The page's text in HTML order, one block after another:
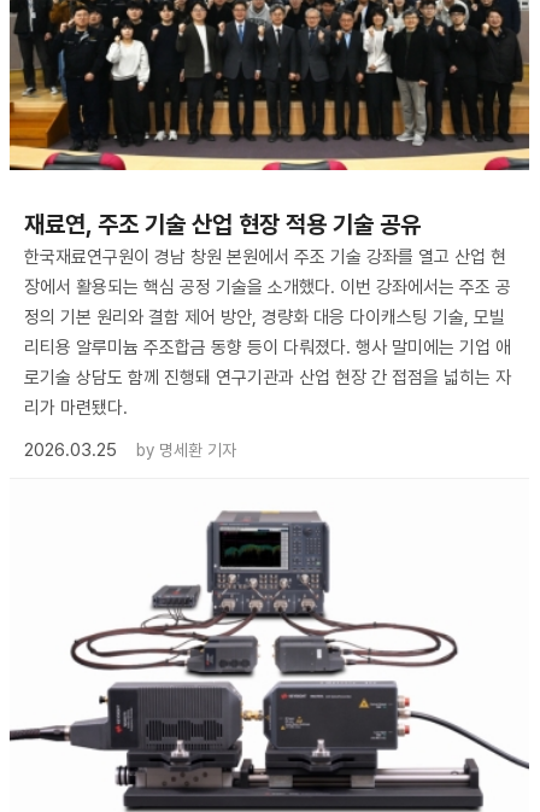
재료연, 주조 기술 산업 현장 적용 기술 공유
한국재료연구원이 경남 창원 본원에서 주조 기술 강좌를 열고 산업 현
장에서 활용되는 핵심 공정 기술을 소개했다. 이번 강좌에서는 주조 공
정의 기본 원리와 결함 제어 방안, 경량화 대응 다이캐스팅 기술, 모빌
리티용 알루미늄 주조합금 동향 등이 다뤄졌다. 행사 말미에는 기업 애
로기술 상담도 함께 진행돼 연구기관과 산업 현장 간 접점을 넓히는 자
리가 마련됐다.
2026.03.25
by 명세환 기자